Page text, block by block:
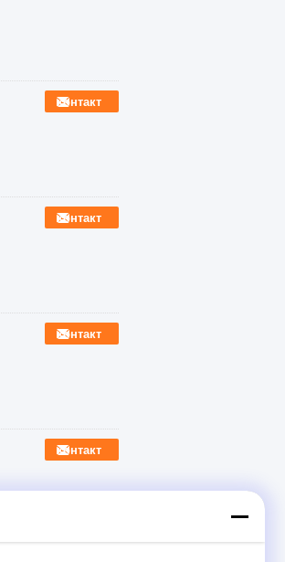
контакт
контакт
контакт
контакт